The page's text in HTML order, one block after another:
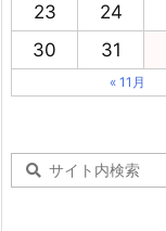
23
24
30
31
« 11月